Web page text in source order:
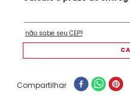
Compartilhar